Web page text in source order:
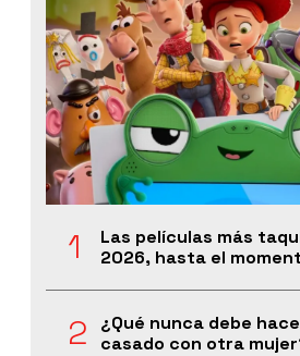
Las películas más
2026, hasta el
¿Qué nunca debe
casado con otra